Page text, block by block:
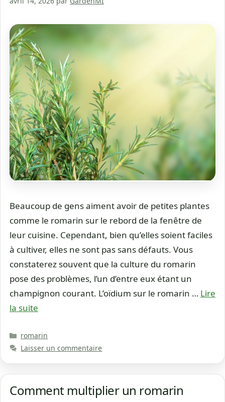
Beaucoup de gens aiment avoir de petites plantes
comme le romarin sur le rebord de la fenêtre de
leur cuisine. Cependant, bien qu’elles soient faciles
à cultiver, elles ne sont pas sans défauts. Vous
constaterez souvent que la culture du romarin
pose des problèmes, l’un d’entre eux étant un
champignon courant. L’oïdium sur le romarin … Lire
la suite
Catégories
romarin
Laisser un commentaire
Comment multiplier un romarin